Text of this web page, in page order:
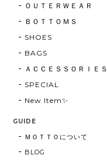
ＯＵＴＥＲＷＥＡＲ
ＢＯＴＴＯＭＳ
SHOES
BAGS
ＡＣＣＥＳＳＯＲＩＥＳ
SPECIAL
New Item✨
GUIDE
ＭＯＴＴＯについて
BLOG